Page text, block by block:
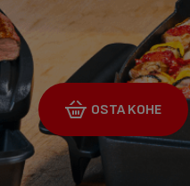
OSTA KOHE